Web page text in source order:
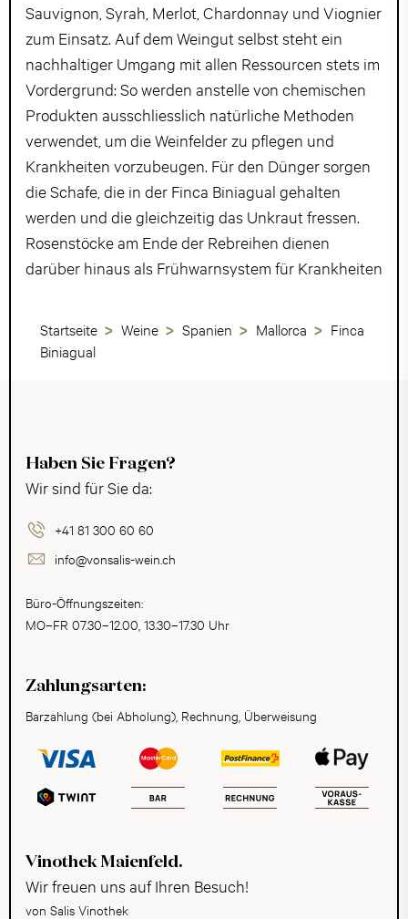
Sauvignon, Syrah, Merlot, Chardonnay und Viognier
zum Einsatz. Auf dem Weingut selbst steht ein
nachhaltiger Umgang mit allen Ressourcen stets im
Vordergrund: So werden anstelle von chemischen
Produkten ausschliesslich natürliche Methoden
verwendet, um die Weinfelder zu pflegen und
Krankheiten vorzubeugen. Für den Dünger sorgen
die Schafe, die in der Finca Biniagual gehalten
werden und die gleichzeitig das Unkraut fressen.
Rosenstöcke am Ende der Rebreihen dienen
darüber hinaus als Frühwarnsystem für Krankheiten
Startseite Weine Spanien Mallorca
Finca
Biniagual
Haben Sie Fragen?
Wir sind für Sie da:
+41 81 300 60 60
info@vonsalis-wein.ch
Büro-Öffnungszeiten:
MO–FR 07.30–12.00, 13.30–17.30 Uhr
Zahlungsarten:
Barzahlung (bei Abholung), Rechnung, Überweisung
Vinothek Maienfeld.
Wir freuen uns auf Ihren Besuch!
von Salis Vinothek